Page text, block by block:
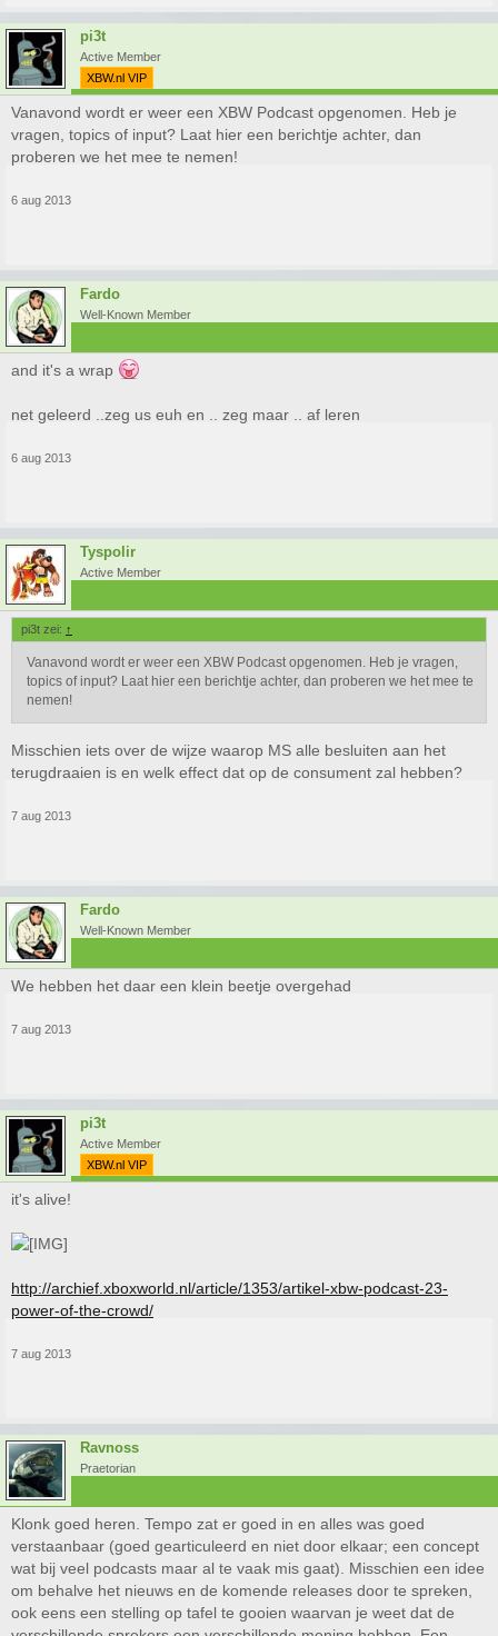
pi3t
Active Member
XBW.nl VIP
Vanavond wordt er weer een XBW Podcast opgenomen. Heb je
vragen, topics of input? Laat hier een berichtje achter, dan
proberen we het mee te nemen!
6 aug 2013
Fardo
Well-Known Member
and it's a wrap
net geleerd ..zeg us euh en .. zeg maar .. af leren
6 aug 2013
Tyspolir
Active Member
pi3t zei: ↑
Vanavond wordt er weer een XBW Podcast opgenomen. Heb je vragen,
topics of input? Laat hier een berichtje achter, dan proberen we het mee te
nemen!
Misschien iets over de wijze waarop MS alle besluiten aan het
terugdraaien is en welk effect dat op de consument zal hebben?
7 aug 2013
Fardo
Well-Known Member
We hebben het daar een klein beetje overgehad
7 aug 2013
pi3t
Active Member
XBW.nl VIP
it's alive!
http://archief.xboxworld.nl/article/1353/artikel-xbw-podcast-23-
power-of-the-crowd/
7 aug 2013
Ravnoss
Praetorian
Klonk goed heren. Tempo zat er goed in en alles was goed
verstaanbaar (goed gearticuleerd en niet door elkaar; een concept
wat bij veel podcasts maar al te vaak mis gaat). Misschien een idee
om behalve het nieuws en de komende releases door te spreken,
ook eens een stelling op tafel te gooien waarvan je weet dat de